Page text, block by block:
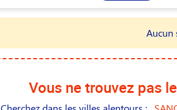
Aucun
Vous ne trouvez pas